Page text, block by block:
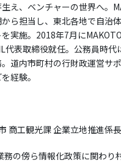
え、ベンチャーの世界へ。
ら担当し、東北各地で自治
実施。2018年7月に
代表取締役就任。公務員時代
道内市町村の行財政運営サ
経験。
工観光課 企業立地推進係長
の傍ら情報化政策に関わり